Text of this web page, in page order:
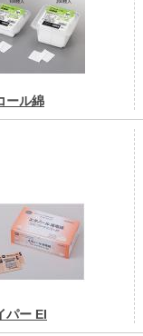
ール綿
パー EI